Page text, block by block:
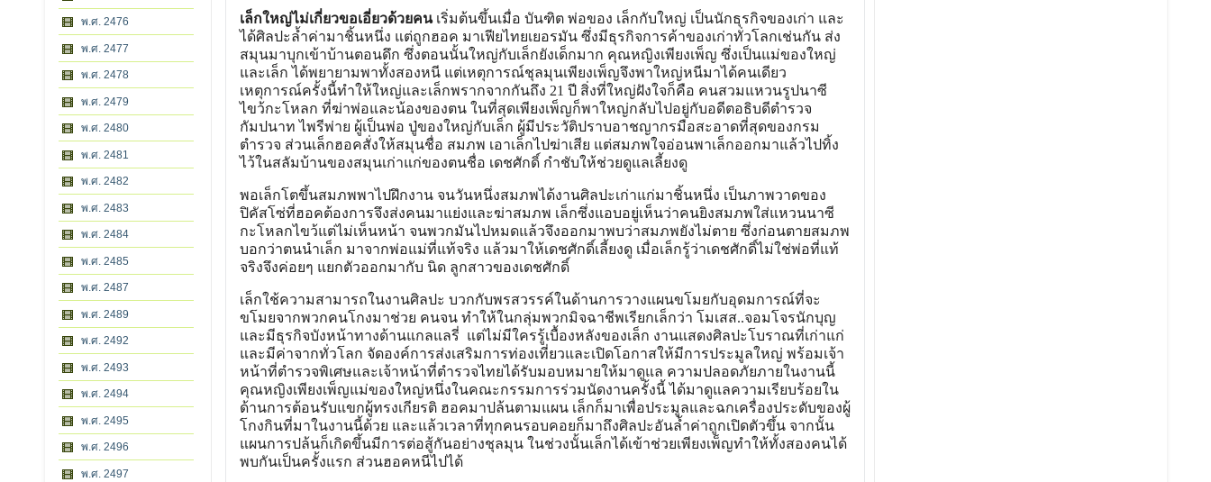
พ.ศ. 2476
พ.ศ. 2477
พ.ศ. 2478
พ.ศ. 2479
พ.ศ. 2480
พ.ศ. 2481
พ.ศ. 2482
พ.ศ. 2483
พ.ศ. 2484
พ.ศ. 2485
พ.ศ. 2487
พ.ศ. 2489
พ.ศ. 2492
พ.ศ. 2493
พ.ศ. 2494
พ.ศ. 2495
พ.ศ. 2496
พ.ศ. 2497
เล็กใหญ่ไม่เกี่ยวขอเอี่ยวด้วยคนเริ่มต้นขึ้นเมื่อ บันฑิต พ่อของ เล็กกับใหญ่ เป็นนักธุรกิจของเก่า และ
ได้ศิลปะล้ำค่ามาชิ้นหนึ่ง แต่ถูกฮอค มาเฟียไทยเยอรมัน ซึ่งมีธุรกิจการค้าของเก่าทั่วโลกเช่นกัน ส่ง
สมุนมาบุกเข้าบ้านตอนดึก ซึ่งตอนนั้นใหญ่กับเล็กยังเด็กมาก คุณหญิงเพียงเพ็ญ ซึ่งเป็นแม่ของใหญ่
และเล็ก ได้พยายามพาทั้งสองหนี แต่เหตุการณ์ชุลมุนเพียงเพ็ญจึงพาใหญ่หนีมาได้คนเดียว
เหตุการณ์ครั้งนี้ทำให้ใหญ่และเล็กพรากจากกันถึง 21 ปี สิ่งที่ใหญ่ฝังใจก็คือ คนสวมแหวนรูปนาซี
ไขว้กะโหลก ที่ฆ่าพ่อและน้องของตน ในที่สุดเพียงเพ็ญก็พาใหญ่กลับไปอยู่กับอดีตอธิบดีตำรวจ
กัมปนาท ไพรีพ่าย ผู้เป็นพ่อ ปู่ของใหญ่กับเล็ก ผู้มีประวัติปราบอาชญากรมือสะอาดที่สุดของกรม
ตำรวจ ส่วนเล็กฮอคสั่งให้สมุนชื่อ สมภพ เอาเล็กไปฆ่าเสีย แต่สมภพใจอ่อนพาเล็กออกมาแล้วไปทิ้ง
ไว้ในสลัมบ้านของสมุนเก่าแก่ของตนชื่อ เดชศักดิ์ กำชับให้ช่วยดูแลเลี้ยงดู
พอเล็กโตขึ้นสมภพพาไปฝึกงาน จนวันหนึ่งสมภพได้งานศิลปะเก่าแก่มาชิ้นหนึ่ง เป็นภาพวาดของ
ปิคัสโซ่ที่ฮอคต้องการจึงส่งคนมาแย่งและฆ่าสมภพ เล็กซึ่งแอบอยู่เห็นว่าคนยิงสมภพใส่แหวนนาซี
กะโหลกไขว้แต่ไม่เห็นหน้า จนพวกมันไปหมดแล้วจึงออกมาพบว่าสมภพยังไม่ตาย ซึ่งก่อนตายสมภพ
บอกว่าตนนำเล็ก มาจากพ่อแม่ที่แท้จริง แล้วมาให้เดชศักดิ์เลี้ยงดู เมื่อเล็กรู้ว่าเดชศักดิ์ไม่ใช่พ่อที่แท้
จริงจึงค่อยๆ แยกตัวออกมากับ นิด ลูกสาวของเดชศักดิ์
เล็กใช้ความสามารถในงานศิลปะ บวกกับพรสวรรค์ในด้านการวางแผนขโมยกับอุดมการณ์ที่จะ
ขโมยจากพวกคนโกงมาช่วย คนจน ทำให้ในกลุ่มพวกมิจฉาชีพเรียกเล็กว่า โมเสส..จอมโจรนักบุญ
และมีธุรกิจบังหน้าทางด้านแกลแลรี่ แต่ไม่มีใครรู้เบื้องหลังของเล็ก งานแสดงศิลปะโบราณที่เก่าแก่
และมีค่าจากทั่วโลก จัดองค์การส่งเสริมการท่องเที่ยวและเปิดโอกาสให้มีการประมูลใหญ่ พร้อมเจ้า
หน้าที่ตำรวจพิเศษและเจ้าหน้าที่ตำรวจไทยได้รับมอบหมายให้มาดูแล ความปลอดภัยภายในงานนี้
คุณหญิงเพียงเพ็ญแม่ของใหญ่หนึ่งในคณะกรรมการร่วมนัดงานครั้งนี้ ได้มาดูแลความเรียบร้อยใน
ด้านการต้อนรับแขกผู้ทรงเกียรติ ฮอคมาปล้นตามแผน เล็กก็มาเพื่อประมูลและฉกเครื่องประดับของผู้
โกงกินที่มาในงานนี้ด้วย และแล้วเวลาที่ทุกคนรอบคอยก็มาถึงศิลปะอันล้ำค่าถูกเปิดตัวขึ้น จากนั้น
แผนการปล้นก็เกิดขึ้นมีการต่อสู้กันอย่างชุลมุน ในช่วงนั้นเล็กได้เข้าช่วยเพียงเพ็ญทำให้ทั้งสองคนได้
พบกันเป็นครั้งแรก ส่วนฮอคหนีไปได้